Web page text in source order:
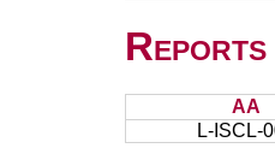
AA
L-ISCL-